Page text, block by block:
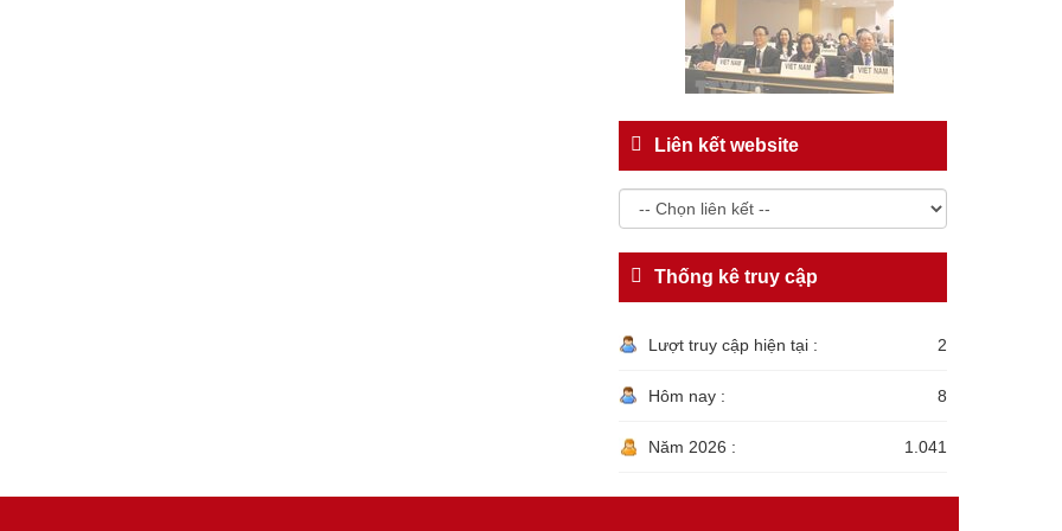
Liên kết website
Thống kê truy cập
Lượt truy cập hiện tại : 2
Hôm nay : 8
Năm 2026 : 1.041